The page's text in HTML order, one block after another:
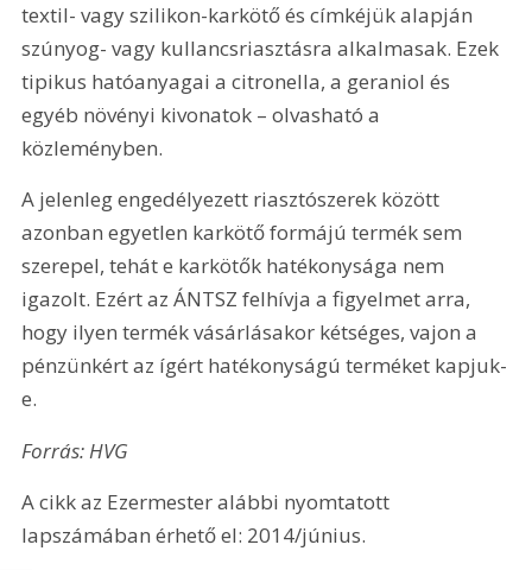
textil- vagy szilikon-karkötő és címkéjük alapján
szúnyog- vagy kullancsriasztásra alkalmasak. Ezek
tipikus hatóanyagai a citronella, a geraniol és
egyéb növényi kivonatok – olvasható a
közleményben.
A jelenleg engedélyezett riasztószerek között
azonban egyetlen karkötő formájú termék sem
szerepel, tehát e karkötők hatékonysága nem
igazolt. Ezért az ÁNTSZ felhívja a figyelmet arra,
hogy ilyen termék vásárlásakor kétséges, vajon a
pénzünkért az ígért hatékonyságú terméket kapjuk-
e.
Forrás: HVG
A cikk az Ezermester alábbi nyomtatott
lapszámában érhető el: 2014/június.